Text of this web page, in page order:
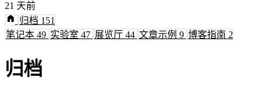
21 天前
归档 151
笔记本 49 实验室 47 展览厅 44 文章示例 9 博客指南 2
归档